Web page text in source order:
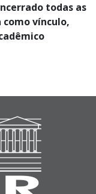
todas as
vínculo,